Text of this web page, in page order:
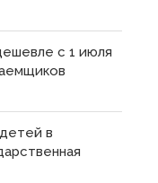
с 1 июля
в